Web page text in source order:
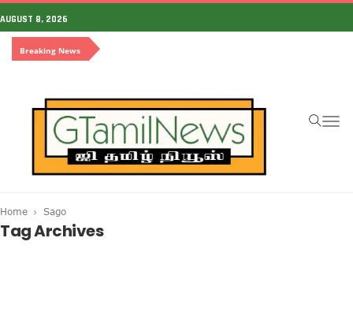
AUGUST 8, 2026
Breaking News
Home Sago
Tag Archives